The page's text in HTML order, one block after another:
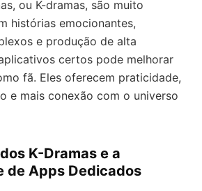
ou K-dramas, são muito
histórias emocionantes,
e produção de alta
certos pode melhorar
fã. Eles oferecem praticidade,
e mais conexão com o universo
K-Dramas e a
de Apps Dedicados